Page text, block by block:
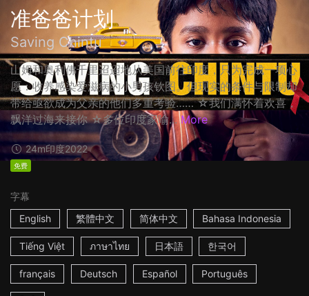
准爸爸计划
Saving Chintu
山姆和奥利佛千里迢迢地从美国前往印度，只为完成一项心
愿：收养感染爱滋病的小男孩钦图。但现实的条件与限制却
带给亟欲成为父亲的他们多重考验…… ☆我们满怀着欢喜，
飘洋过海来接你 ☆多位印度家喻... More
24m印度2022
免费
字幕
English
繁體中文 简体中文 Bahasa Indonesia
Tiếng Việt ภาษาไทย 日本語 한국어
français Deutsch Español Português